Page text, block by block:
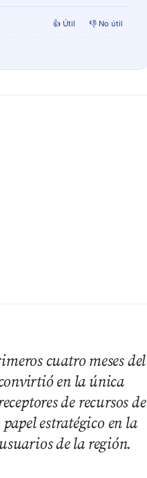
👍 Útil 👎 No útil
cuatro meses del
en la única
de recursos de
estratégico en la
de la región.